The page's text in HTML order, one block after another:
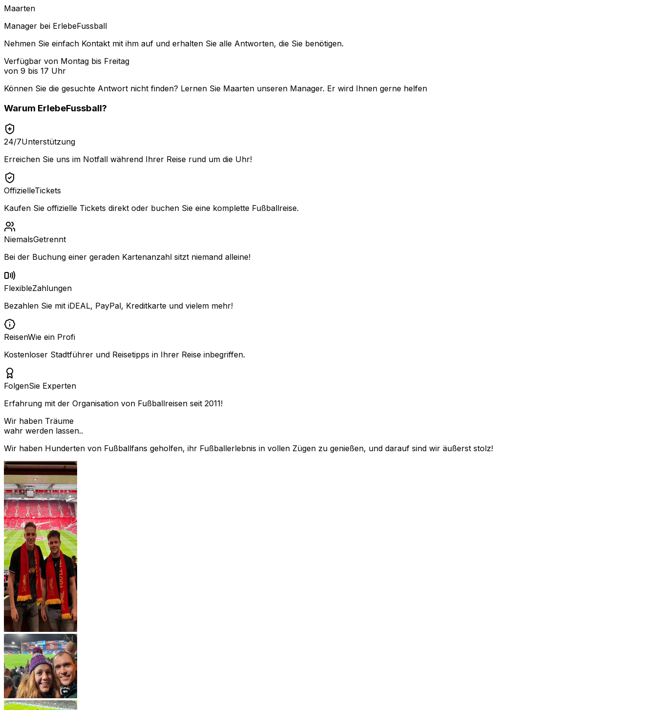
Maarten
Manager bei ErlebeFussball
Nehmen Sie einfach Kontakt mit ihm auf und erhalten Sie alle Antworten, die Sie benötigen.
Verfügbar von Montag bis Freitag
von 9 bis 17 Uhr
Können Sie die gesuchte Antwort nicht finden? Lernen Sie Maarten unseren Manager. Er wird Ihnen gerne helfen
Warum ErlebeFussball?
24/7Unterstützung
Erreichen Sie uns im Notfall während Ihrer Reise rund um die Uhr!
OffizielleTickets
Kaufen Sie offizielle Tickets direkt oder buchen Sie eine komplette Fußballreise.
NiemalsGetrennt
Bei der Buchung einer geraden Kartenanzahl sitzt niemand alleine!
FlexibleZahlungen
Bezahlen Sie mit iDEAL, PayPal, Kreditkarte und vielem mehr!
ReisenWie ein Profi
Kostenloser Stadtführer und Reisetipps in Ihrer Reise inbegriffen.
FolgenSie Experten
Erfahrung mit der Organisation von Fußballreisen seit 2011!
Wir haben Träume
wahr werden lassen..
Wir haben Hunderten von Fußballfans geholfen, ihr Fußballerlebnis in vollen Zügen zu genießen, und darauf sind wir äußerst stolz!